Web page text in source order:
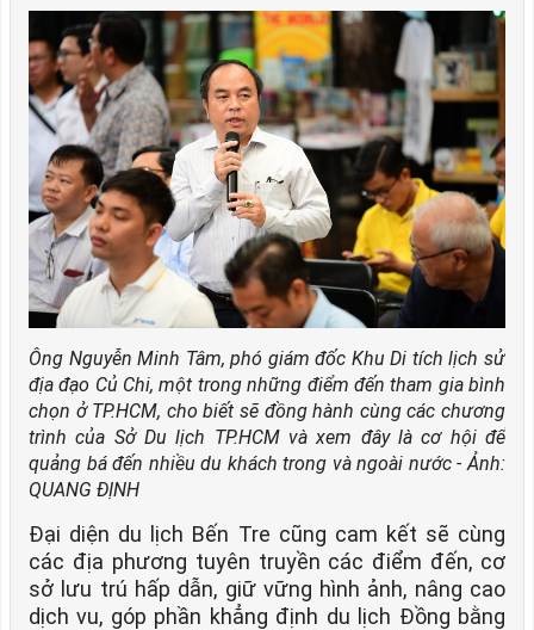
Ông Nguyễn Minh Tâm, phó giám đốc Khu Di tích lịch sử
địa đạo Củ Chi, một trong những điểm đến tham gia bình
chọn ở TP.HCM, cho biết sẽ đồng hành cùng các chương
trình của Sở Du lịch TP.HCM và xem đây là cơ hội để
quảng bá đến nhiều du khách trong và ngoài nước - Ảnh:
QUANG ĐỊNH
Đại diện du lịch Bến Tre cũng cam kết sẽ cùng
các địa phương tuyên truyền các điểm đến, cơ
sở lưu trú hấp dẫn, giữ vững hình ảnh, nâng cao
dịch vu, góp phần khẳng định du lịch Đồng bằng